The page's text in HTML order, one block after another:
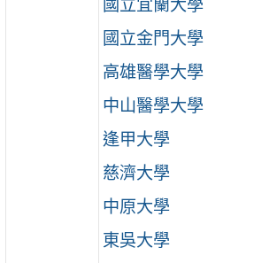
國立宜蘭大學
國立金門大學
高雄醫學大學
中山醫學大學
逢甲大學
慈濟大學
中原大學
東吳大學